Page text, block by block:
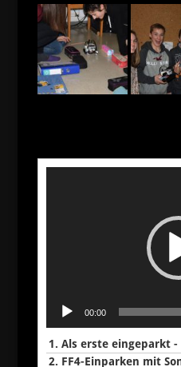
00:00
1. Als erste eingeparkt -
2. FF4-Einparken mit